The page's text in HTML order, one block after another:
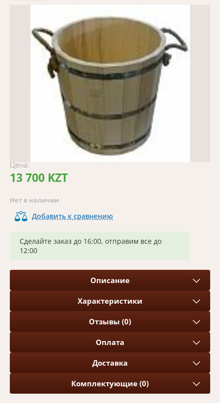
Цена:
13 700 KZT
Нет в наличии
Добавить к сравнению
Сделайте заказ до 16:00, отправим все до
12:00
Описание
Характеристики
Отзывы (0)
Оплата
Доставка
Комплектующие (0)